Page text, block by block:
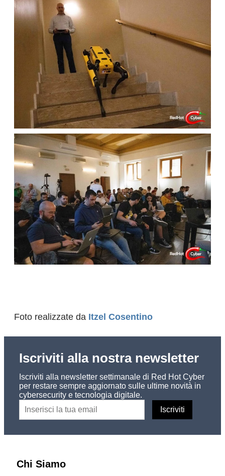
Foto realizzate da Itzel Cosentino
Iscriviti alla nostra newsletter
Iscriviti alla newsletter settimanale di Red Hot Cyber
per restare sempre aggiornato sulle ultime novità in
cybersecurity e tecnologia digitale.
Chi Siamo